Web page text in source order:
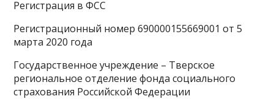
Регистрация в ФСС
Регистрационный номер 690000155669001 от 5
марта 2020 года
Государственное учреждение – Тверское
региональное отделение фонда социального
страхования Российской Федерации